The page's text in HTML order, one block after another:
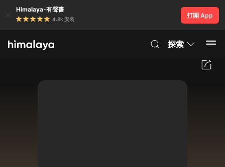
Himalaya-有聲書
4.8k 安裝
打開 App
探索